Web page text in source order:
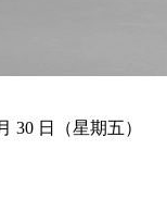
30 日（星期五）